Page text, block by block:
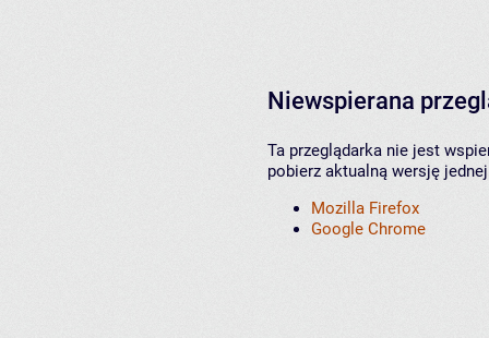
Niewspierana
Ta przeglądarka nie jest
pobierz aktualną wersję
Mozilla Firefox
Google Chrome